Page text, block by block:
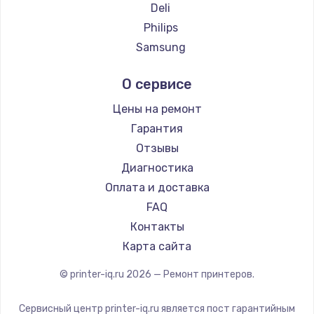
Заказать
Замена электроконфорки
Техобслуживание
900 руб.
Заказать
Установка / подключение / демонтаж
1300 руб.
Заказать
1400 руб.
Deli
Philips
Samsung
Lexmark
Sharp
TSC
Fujitsu
Godex
О сервисе
Цены на ремонт
Гарантия
Отзывы
Диагностика
Оплата и доставка
FAQ
Контакты
Карта сайта
© printer-iq.ru 2026 — Ремонт принтеров.
Сервисный центр printer-iq.ru является пост гарантийным